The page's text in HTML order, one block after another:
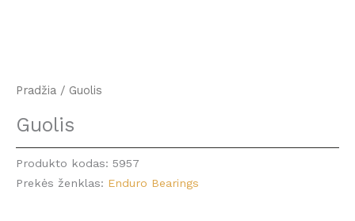
Pradžia / Guolis
Guolis
Produkto kodas: 5957
Prekės ženklas: Enduro Bearings